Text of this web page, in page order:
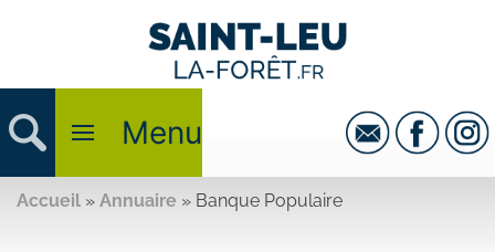
Menu
Accueil » Annuaire » Banque Populaire